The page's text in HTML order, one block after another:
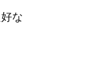
な